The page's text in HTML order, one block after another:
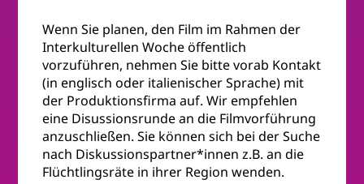
Wenn Sie planen, den Film im Rahmen der
Interkulturellen Woche öffentlich
vorzuführen, nehmen Sie bitte vorab Kontakt
(in englisch oder italienischer Sprache) mit
der Produktionsfirma auf. Wir empfehlen
eine Disussionsrunde an die Filmvorführung
anzuschließen. Sie können sich bei der Suche
nach Diskussionspartner*innen z.B. an die
Flüchtlingsräte in ihrer Region wenden.